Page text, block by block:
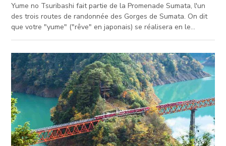
Yume no Tsuribashi fait partie de la Promenade Sumata, l'un
des trois routes de randonnée des Gorges de Sumata. On dit
que votre "yume" ("rêve" en japonais) se réalisera en le
les feuilles rouges. Puisque seulement 10 personnes sont
autorisées sur le pont à la fois, il y a une longue file d'attente
pendant les saisons touristiques.